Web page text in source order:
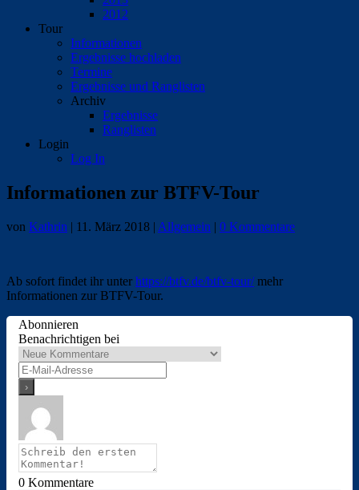
2012
Tour
Informationen
Ergebnisse hochladen
Termine
Ergebnisse und Ranglisten
Archiv
Ergebnisse
Ranglisten
Login
Log In
Informationen zur BTFV-Tour
von Kathrin | 11. März 2018 | Allgemein | 0 Kommentare
Ab sofort findet ihr unter https://btfv.de/btfv-tour/mehr
Informationen zur BTFV-Tour.
Abonnieren
Benachrichtigen bei
0 Kommentare